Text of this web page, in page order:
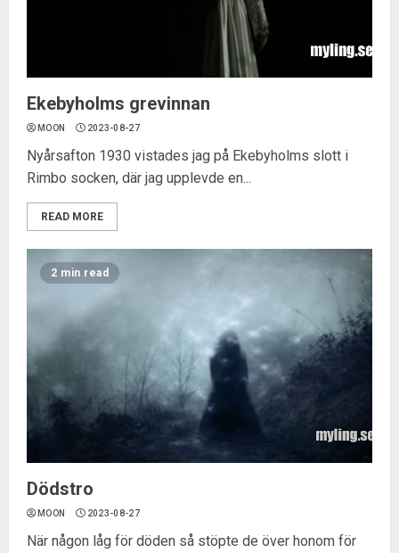
Ekebyholms grevinnan
MOON 2023-08-27
Nyårsafton 1930 vistades jag på Ekebyholms slott i
Rimbo socken, där jag upplevde en...
READ MORE
2 min read
Dödstro
MOON 2023-08-27
När någon låg för döden så stöpte de över honom för